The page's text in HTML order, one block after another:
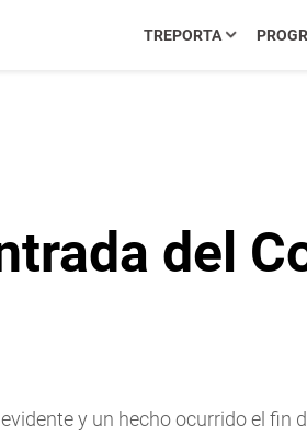
TREPORTA
del
y un hecho ocurrido el fin